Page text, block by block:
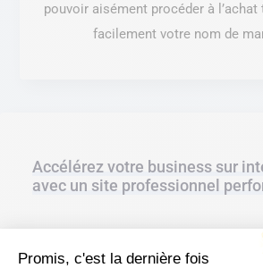
Promis, c'est la dernière fois
pouvoir aisément procéder à
facilement votre nom de
Accélérez votre business sur
avec un site professionnel
Spécialisés dans la conception de site